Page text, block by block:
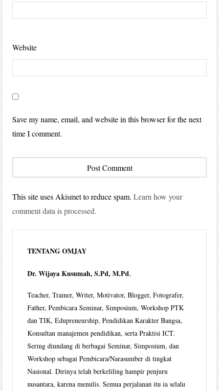
Website
Save my name, email, and website in this browser for the next
time I comment.
This site uses Akismet to reduce spam.Learn how your
comment data is processed.
TENTANG OMJAY
Dr. Wijaya Kusumah, S.Pd, M.Pd,
Teacher, Trainer, Writer, Motivator, Blogger, Fotografer,
Father, Pembicara Seminar, Simposium, Workshop PTK
dan TIK, Edupreneurship, Pendidikan Karakter Bangsa,
Konsultan manajemen pendidikan, serta Praktisi ICT.
Sering diundang di berbagai Seminar, Simposium, dan
Workshop sebagai Pembicara/Narasumber di tingkat
Nasional. Dirinya telah berkeliling hampir penjuru
nusantara, karena menulis. Semua perjalanan itu ia selalu